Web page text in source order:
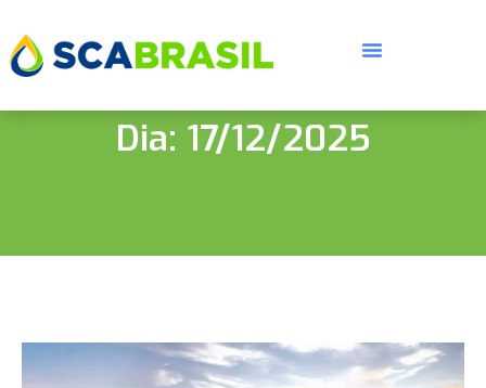
Dia: 17/12/2025